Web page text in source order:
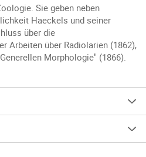
Sie geben neben
Haeckels und seiner
über die
Arbeiten über Radiolarien (1862),
Morphologie" (1866).